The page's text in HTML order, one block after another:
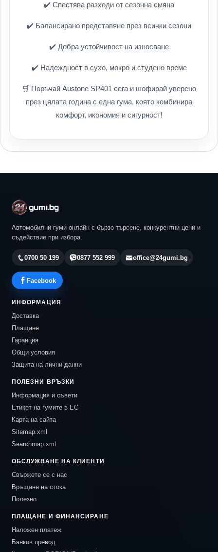
✔️ Спестява разходи от сезонна смяна
✔️ Балансирано представяне през всички сезони
✔️ Добра устойчивост на износване
✔️ Надеждност в сухо, мокро и студено време
🛒 Поръчай Austone SP401 сега и шофирай уверено
през цялата година с една гума, която комбинира
комфорт, икономия и сигурност!
Автомобилни гуми онлайн с бързо търсене, конкурентни цени и
съдействие при избора.
0700 50 199 0877 552 999 office@24gumi.bg
Facebook
ИНФОРМАЦИЯ
Доставка
Плащане
Гаранция
Общи условия
Защита на лични данни
ПОЛЕЗНИ ВРЪЗКИ
Информация и съвети
Етикет на гумите в ЕС
Карта на сайта
Sitemap.xml
Searchmap.xml
ОБСЛУЖВАНЕ НА КЛИЕНТИ
Свържете се с нас
Връщане на стока
Полезно
ПЛАЩАНЕ И ФИНАНСИРАНЕ
Наложен платеж
Банков превод